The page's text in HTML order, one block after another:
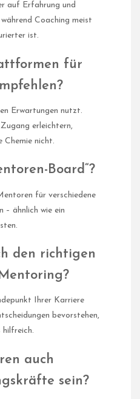
auf Erfahrung und
Coaching meist
ist.
für
Erwartungen nutzt.
erleichtern,
Chemie nicht.
Board“?
für verschiedene
– ähnlich wie ein
den richtigen
Ihrer Karriere
bevorstehen,
hilfreich.
auch
sein?